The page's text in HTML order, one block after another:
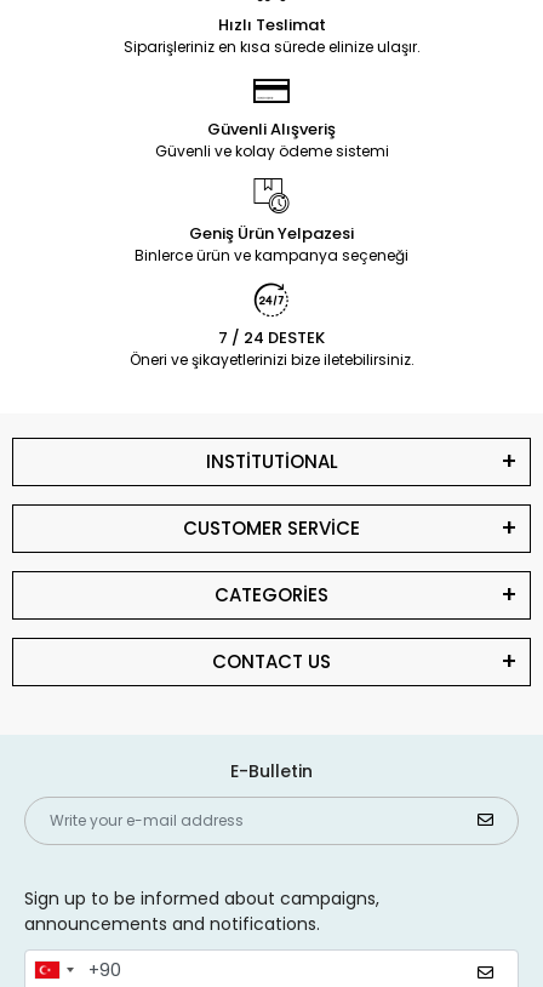
Hızlı Teslimat
Siparişleriniz en kısa sürede elinize ulaşır.
Güvenli Alışveriş
Güvenli ve kolay ödeme sistemi
Geniş Ürün Yelpazesi
Binlerce ürün ve kampanya seçeneği
7 / 24 DESTEK
Öneri ve şikayetlerinizi bize iletebilirsiniz.
INSTİTUTİONAL
CUSTOMER SERVİCE
CATEGORİES
CONTACT US
E-Bulletin
Sign up to be informed about campaigns,
announcements and notifications.